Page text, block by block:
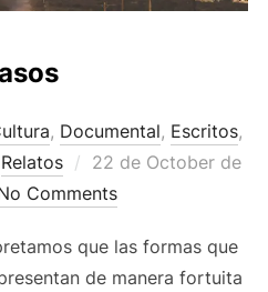
, Documental, Escritos,
Relatos
22 de October de
Comments
que las formas que
de manera fortuita